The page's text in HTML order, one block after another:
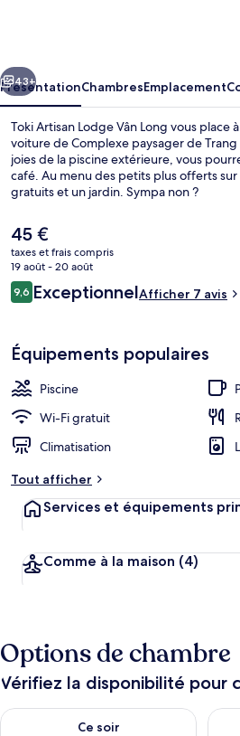
Long
Suivant
43+
PrésentationChambresEmplacement
Toki Artisan Lodge Vân Long vous place
voiture de Complexe paysager de
joies de la piscine extérieure, vous
café. Au menu des petits plus offerts
gratuits et un jardin. Sympa non ?
Le
prix
actuel
est
de
45 €
taxes et frais compris
19 août - 20 août
Avis
voyageurs
9,69,6 sur 10
ExceptionnelAfficher 7 avis
Équipements populaires
Piscine
Wi-Fi gratuit
Climatisation
Tout afficher
Services et équipements
Comme à la maison (4)
Options de chambre
Vérifiez la disponibilité pour
Ce soir
Vérifier la disponibilité pour ce soir